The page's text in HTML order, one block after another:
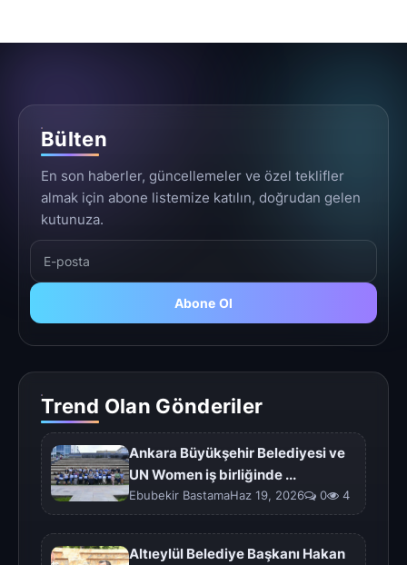
Bülten
En son haberler, güncellemeler ve özel teklifler
almak için abone listemize katılın, doğrudan gelen
kutunuza.
Abone Ol
Trend Olan Gönderiler
Ankara Büyükşehir Belediyesi ve
UN Women iş birliğinde ...
Ebubekir BastamaHaz 19, 2026 0 4
Altıeylül Belediye Başkanı Hakan